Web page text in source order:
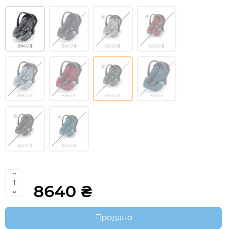
8940 ₴ 8940 ₴ 8640 ₴ 8640 ₴
8940 ₴ 8160 ₴ 8640 ₴ 8160 ₴
8640 ₴ 8640 ₴
8640 ₴
Продано